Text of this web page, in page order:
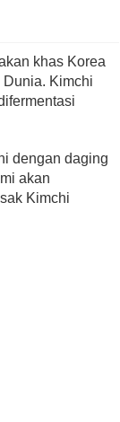
khas Korea
Kimchi
dengan daging
akan
Kimchi